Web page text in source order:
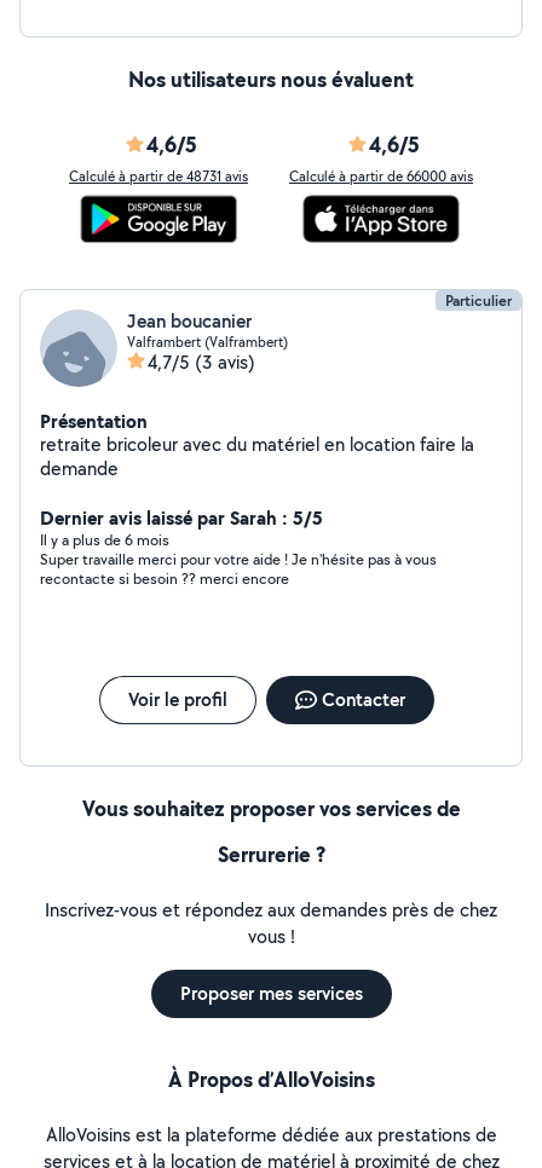
Nos utilisateurs nous évaluent
4,6/5
Calculé à partir de 48731 avis
4,6/5
Calculé à partir de 66000 avis
Particulier
Jean boucanier
Valframbert (Valframbert)
4,7/5 (3 avis)
Présentation
retraite bricoleur avec du matériel en location faire la
demande
Dernier avis laissé par Sarah : 5/5
Il y a plus de 6 mois
Super travaille merci pour votre aide ! Je n'hésite pas à vous
recontacte si besoin ?? merci encore
Voir le profil Contacter
Vous souhaitez proposer vos services de
Serrurerie ?
Inscrivez-vous et répondez aux demandes près de chez
vous !
Proposer mes services
À Propos d’AlloVoisins
AlloVoisins est la plateforme dédiée aux prestations de
services et à la location de matériel à proximité de chez